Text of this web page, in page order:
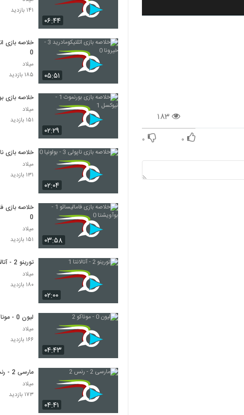
۱۸۳
۰ ۰
۰۶:۴۴
۱۴۱ بازدید
۰۵:۵۱
0
میلاد
۱۸۵ بازدید
۰۲:۲۹
خلاصه بازی بورنموث
میلاد
۱۵۱ بازدید
۰۲:۰۴
خلاصه بازی ناپولی 3 -
میلاد
۱۳۱ بازدید
۰۳:۵۸
0
میلاد
۱۵۱ بازدید
۰۲:۰۰
تورینو 2 - آتالانتا 1
میلاد
۱۸۰ بازدید
۰۴:۴۳
لیون 0 - موناکو 2
میلاد
۱۶۶ بازدید
۰۴:۴۱
مارسی 2 - رنس 2
میلاد
۱۷۳ بازدید